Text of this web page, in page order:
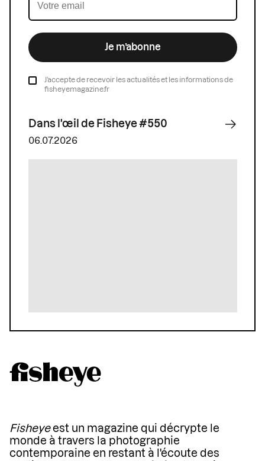
Je m’abonne
J’accepte de recevoir les actualités et les informations de
fisheyemagazine.fr
Dans l'œil de Fisheye #550
06.07.2026
Fisheyeest un magazine qui décrypte le
monde à travers la photographie
contemporaine en restant à l'écoute des